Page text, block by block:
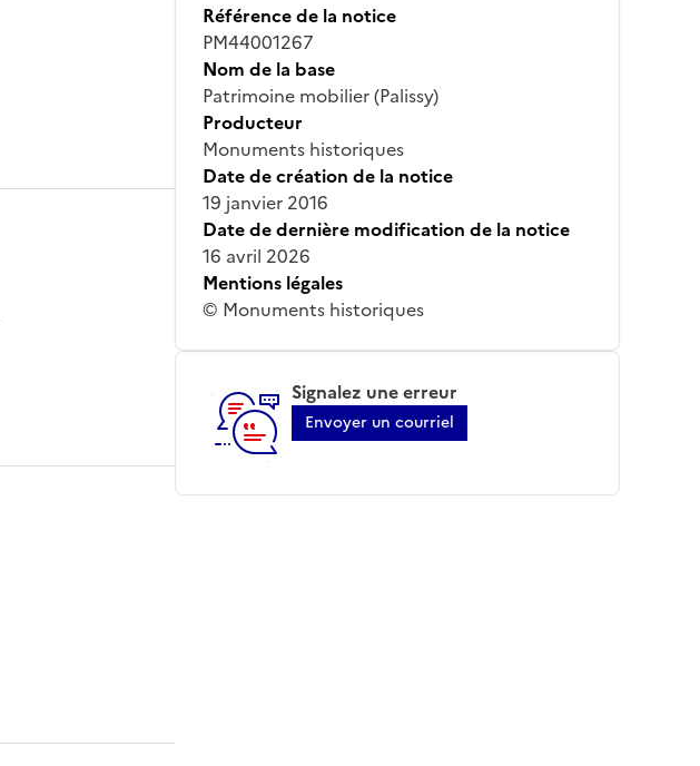
Référence de la notice
PM44001267
Nom de la base
Patrimoine mobilier (Palissy)
Producteur
Monuments historiques
Date de création de la notice
19 janvier 2016
Date de dernière modification de la notice
16 avril 2026
Mentions légales
© Monuments historiques
Signalez une erreur
Envoyer un courriel